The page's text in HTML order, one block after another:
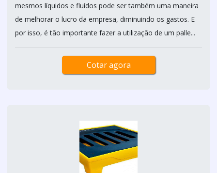
mesmos líquidos e fluídos pode ser também uma maneira
de melhorar o lucro da empresa, diminuindo os gastos. E
por isso, é tão importante fazer a utilização de um palle...
Cotar agora